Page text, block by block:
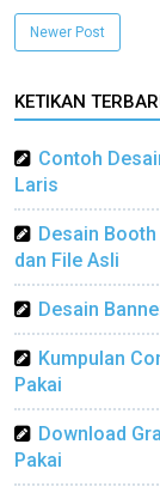
Newer Post
KETIKAN
Contoh
Laris
Desain
dan File Asli
Desain
Kumpulan
Pakai
Download
Pakai